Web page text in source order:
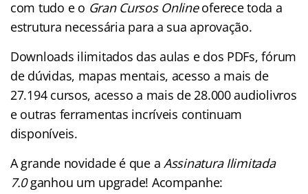
com tudo e o Gran Cursos Onlineoferece toda a
estrutura necessária para a sua aprovação.
Downloads ilimitados das aulas e dos PDFs, fórum
de dúvidas, mapas mentais, acesso a mais de
27.194 cursos, acesso a mais de 28.000 audiolivros
e outras ferramentas incríveis continuam
disponíveis.
A grande novidade é que a Assinatura Ilimitada
7.0ganhou um upgrade! Acompanhe: